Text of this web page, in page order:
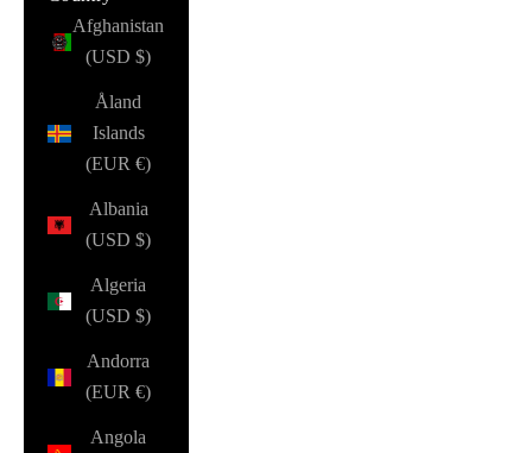
Afghanistan
(USD $)
Åland
Islands
(EUR €)
Albania
(USD $)
Algeria
(USD $)
Andorra
(EUR €)
Angola